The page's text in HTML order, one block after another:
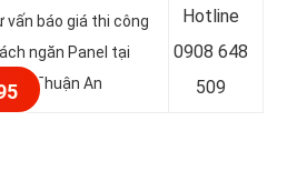
báo giá thi công
ngăn Panel tại
, Tp Thuận An
Hotline
0908 648
509